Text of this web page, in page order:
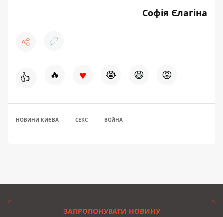
Софія Єлагіна
👍 🔥 ♥ 😭 😆 😡
НОВИНИ КИЄВА СЕКС ВОЙНА
ЗАПРОПОНУВАТИ НОВИНУ